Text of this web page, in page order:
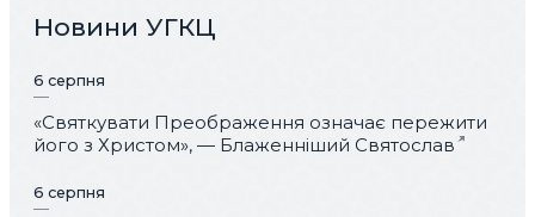
Новини УГКЦ
6 серпня
«Святкувати Преображення означає пережити
його з Христом», — Блаженніший Святослав
6 серпня